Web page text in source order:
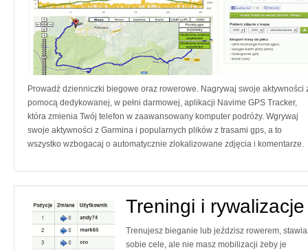
Prowadź dzienniczki biegowe oraz rowerowe. Nagrywaj swoje aktywności
pomocą dedykowanej, w pełni darmowej, aplikacji Navime GPS Tracker,
która zmienia Twój telefon w zaawansowany komputer podróży. Wgrywaj
swoje aktywności z Garmina i popularnych plików z trasami gps, a to
wszystko wzbogacaj o automatycznie zlokalizowane zdjęcia i komentarze.
Treningi i rywalizacje
Trenujesz bieganie lub jeździsz rowerem,
sobie cele, ale nie masz mobilizacji żeby je